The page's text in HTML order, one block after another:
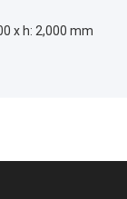
x h: 2,000 mm